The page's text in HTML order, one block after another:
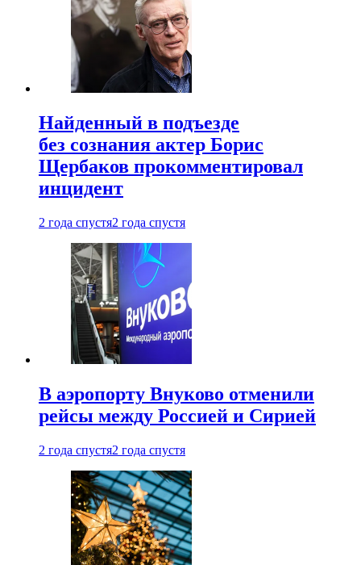
Найденный в подъезде
без сознания актер Борис
Щербаков прокомментировал
инцидент
2 года спустя2 года спустя
В аэропорту Внуково отменили
рейсы между Россией и Сирией
2 года спустя2 года спустя